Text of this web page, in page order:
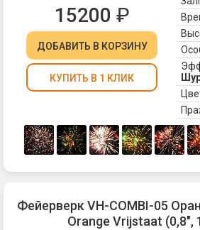
15200 ₽
ДОБАВИТЬ В КОРЗИНУ
КУПИТЬ В 1 КЛИК
Фейерверк VH-COMBI-05
Orange Vrijstaat (0,8",